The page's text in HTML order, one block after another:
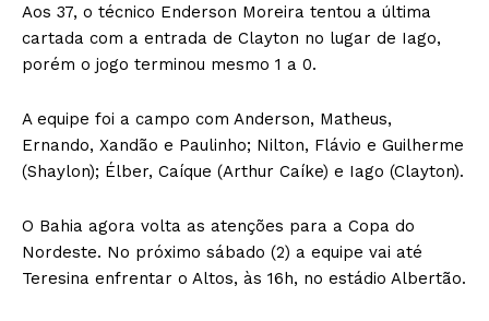
Aos 37, o técnico Enderson Moreira tentou a última
cartada com a entrada de Clayton no lugar de Iago,
porém o jogo terminou mesmo 1 a 0.
A equipe foi a campo com Anderson, Matheus,
Ernando, Xandão e Paulinho; Nilton, Flávio e Guilherme
(Shaylon); Élber, Caíque (Arthur Caíke) e Iago (Clayton).
O Bahia agora volta as atenções para a Copa do
Nordeste. No próximo sábado (2) a equipe vai até
Teresina enfrentar o Altos, às 16h, no estádio Albertão.